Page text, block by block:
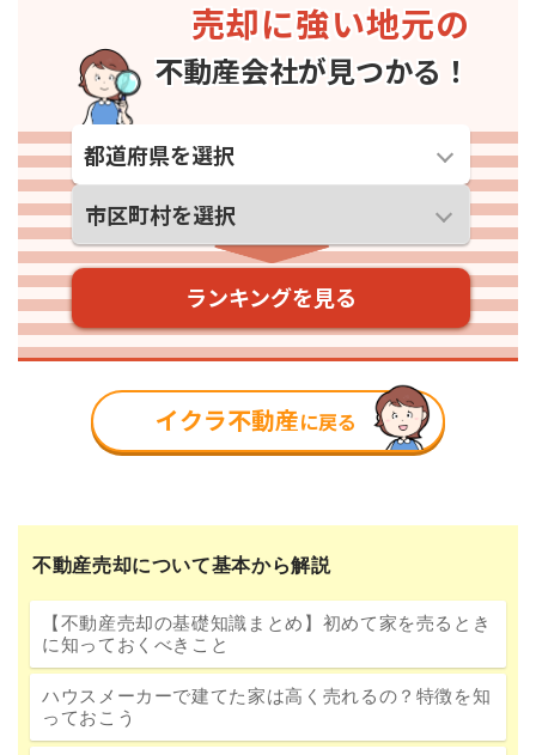
不動産売却について基本から解説
【不動産売却の基礎知識まとめ】初めて家を売るとき
に知っておくべきこと
ハウスメーカーで建てた家は高く売れるの？特徴を知
っておこう